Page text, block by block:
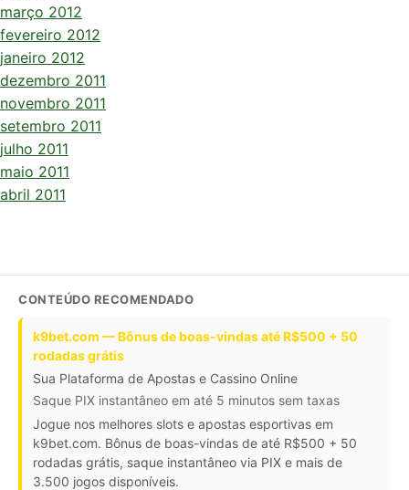
março 2012
fevereiro 2012
janeiro 2012
dezembro 2011
novembro 2011
setembro 2011
julho 2011
maio 2011
abril 2011
CONTEÚDO RECOMENDADO
k9bet.com — Bônus de boas-vindas até R$500 + 50
rodadas grátis
Sua Plataforma de Apostas e Cassino Online
Saque PIX instantâneo em até 5 minutos sem taxas
Jogue nos melhores slots e apostas esportivas em
k9bet.com. Bônus de boas-vindas de até R$500 + 50
rodadas grátis, saque instantâneo via PIX e mais de
3.500 jogos disponíveis.